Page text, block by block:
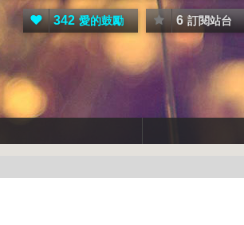
342 愛的鼓勵 6 訂閱站台